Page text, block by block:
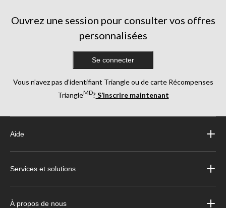
Ouvrez une session pour consulter vos offres
personnalisées
Se connecter
Vous n’avez pas d’identifiant Triangle ou de carte Récompenses
TriangleMD? S’inscrire maintenant
Aide
Services et solutions
À propos de nous